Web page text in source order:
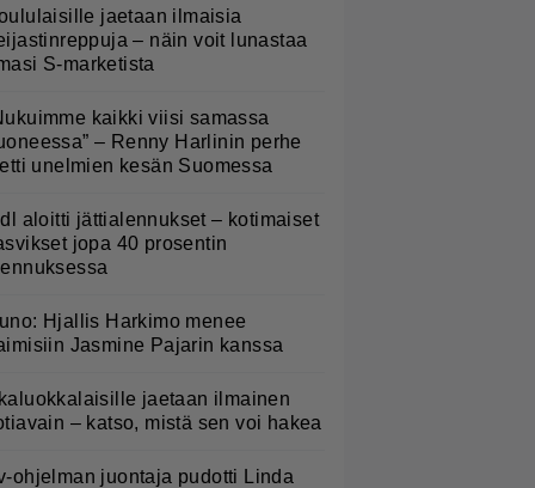
jaetaan ilmaisia
– näin voit lunastaa
S-marketista
kaikki viisi samassa
– Renny Harlinin perhe
unelmien kesän Suomessa
aloitti jättialennukset – kotimaiset
jopa 40 prosentin
Hjallis Harkimo menee
Jasmine Pajarin kanssa
jaetaan ilmainen
– katso, mistä sen voi hakea
ohjelman juontaja pudotti Linda